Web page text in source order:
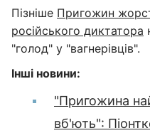
Пізніше Пригожин
російського диктатора
"голод" у "вагнерівців".
Інші новини:
"Пригожина
вб'ють":